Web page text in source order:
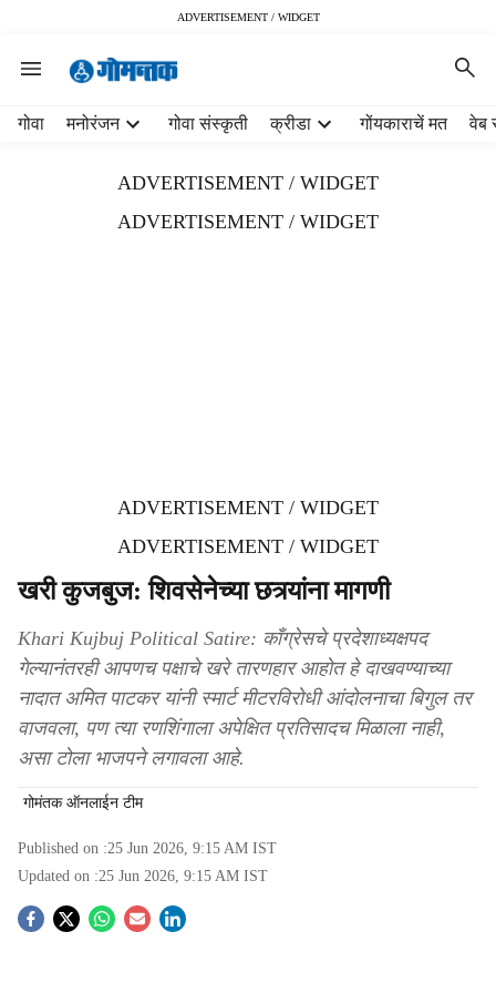
ADVERTISEMENT / WIDGET
गोवा मनोरंजन गोवा संस्कृती क्रीडा गोंयकाराचें मत वेब
ADVERTISEMENT / WIDGET
ADVERTISEMENT / WIDGET
ADVERTISEMENT / WIDGET
ADVERTISEMENT / WIDGET
खरी कुजबुज: शिवसेनेच्या छत्र्यांना मागणी
Khari Kujbuj Political Satire: काँग्रेसचे प्रदेशाध्यक्षपद
गेल्यानंतरही आपणच पक्षाचे खरे तारणहार आहोत हे दाखवण्याच्या
नादात अमित पाटकर यांनी स्मार्ट मीटरविरोधी आंदोलनाचा बिगुल तर
वाजवला, पण त्या रणशिंगाला अपेक्षित प्रतिसादच मिळाला नाही,
असा टोला भाजपने लगावला आहे.
गोमंतक ऑनलाईन टीम
Published on :25 Jun 2026, 9:15 AM IST
Updated on :25 Jun 2026, 9:15 AM IST
S